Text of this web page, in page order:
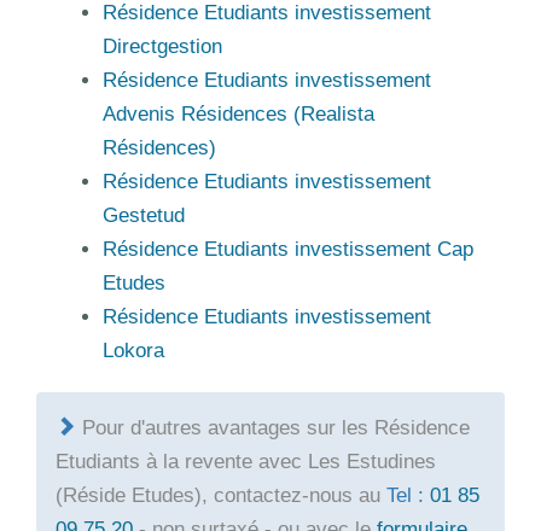
Résidence Etudiants investissement
Directgestion
Résidence Etudiants investissement
Advenis Résidences (Realista
Résidences)
Résidence Etudiants investissement
Gestetud
Résidence Etudiants investissement Cap
Etudes
Résidence Etudiants investissement
Lokora
Pour d'autres avantages sur les Résidence
Etudiants à la revente avec Les Estudines
(Réside Etudes), contactez-nous au Tel : 01 85